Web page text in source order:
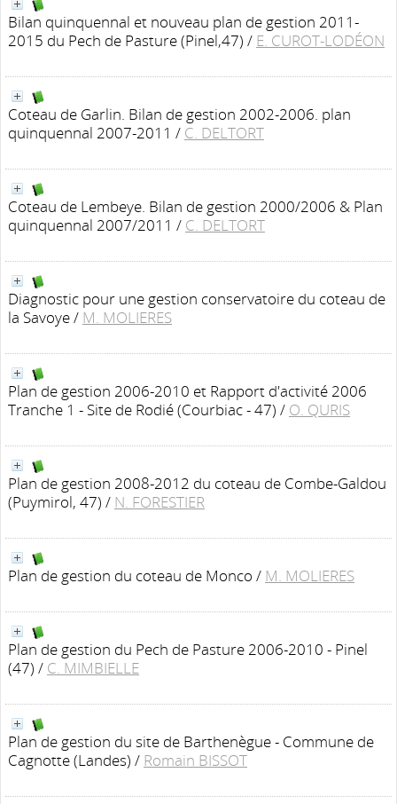
Bilan quinquennal et nouveau plan de gestion 2011-
2015 du Pech de Pasture (Pinel,47) / E. CUROT-LODÉON
Coteau de Garlin. Bilan de gestion 2002-2006. plan
quinquennal 2007-2011 / C. DELTORT
Coteau de Lembeye. Bilan de gestion 2000/2006 & Plan
quinquennal 2007/2011 / C. DELTORT
Diagnostic pour une gestion conservatoire du coteau de
la Savoye/ M. MOLIERES
Plan de gestion 2006-2010 et Rapport d'activité 2006
Tranche 1 - Site de Rodié (Courbiac - 47) / O. QURIS
Plan de gestion 2008-2012 du coteau de Combe-Galdou
(Puymirol, 47) / N. FORESTIER
Plan de gestion du coteau de Monco / M. MOLIERES
Plan de gestion du Pech de Pasture 2006-2010 - Pinel
(47) / C. MIMBIELLE
Plan de gestion du site de Barthenègue - Commune de
Cagnotte (Landes) / Romain BISSOT